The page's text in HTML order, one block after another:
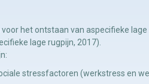
het ontstaan van aspecifieke lage
lage rugpijn, 2017).
stressfactoren (werkstress en